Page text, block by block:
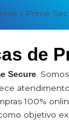
de
Secure
100%
objetivo